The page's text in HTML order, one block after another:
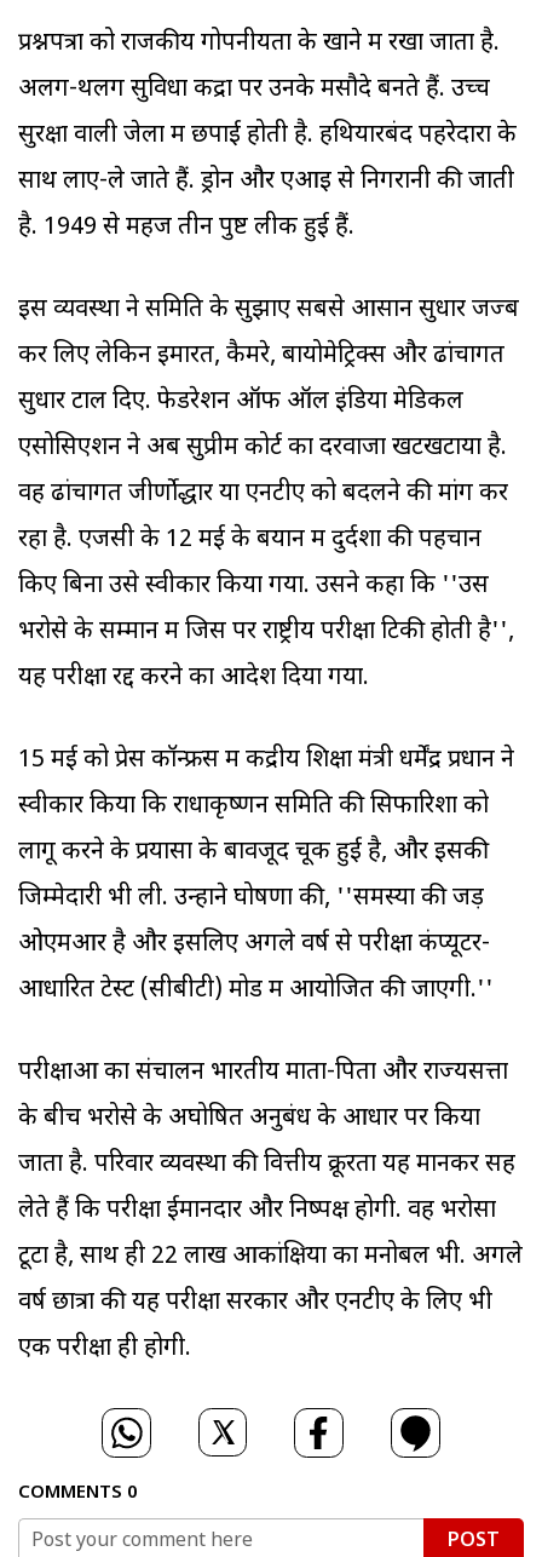
प्रश्नपत्रों को राजकीय गोपनीयता के खाने में रखा जाता है.
अलग-थलग सुविधा केंद्रों पर उनके मसौदे बनते हैं. उच्च
सुरक्षा वाली जेलों में छपाई होती है. हथियारबंद पहरेदारों के
साथ लाए-ले जाते हैं. ड्रोन और एआइ से निगरानी की जाती
है. 1949 से महज तीन पुष्ट लीक हुई हैं.
इस व्यवस्था ने समिति के सुझाए सबसे आसान सुधार जज्ब
कर लिए लेकिन इमारतें, कैमरे, बायोमेट्रिक्स और ढांचागत
सुधार टाल दिए. फेडरेशन ऑफ ऑल इंडिया मेडिकल
एसोसिएशन ने अब सुप्रीम कोर्ट का दरवाजा खटखटाया है.
वह ढांचागत जीर्णोद्धार या एनटीए को बदलने की मांग कर
रहा है. एजेंसी के 12 मई के बयान में दुर्दशा की पहचान
किए बिना उसे स्वीकार किया गया. उसने कहा कि ''उस
भरोसे के सम्मान में जिस पर राष्ट्रीय परीक्षा टिकी होती है'',
यह परीक्षा रद्द करने का आदेश दिया गया.
15 मई को प्रेस कॉन्फ्रेंस में केंद्रीय शिक्षा मंत्री धर्मेंद्र प्रधान ने
स्वीकार किया कि राधाकृष्णन समिति की सिफारिशों को
लागू करने के प्रयासों के बावजूद चूक हुई है, और इसकी
जिम्मेदारी भी ली. उन्होंने घोषणा की, ''समस्या की जड़
ओएमआर है और इसलिए अगले वर्ष से परीक्षा कंप्यूटर-
आधारित टेस्ट (सीबीटी) मोड में आयोजित की जाएगी.''
परीक्षाओं का संचालन भारतीय माता-पिता और राज्यसत्ता
के बीच भरोसे के अघोषित अनुबंध के आधार पर किया
जाता है. परिवार व्यवस्था की वित्तीय क्रूरता यह मानकर सह
लेते हैं कि परीक्षा ईमानदार और निष्पक्ष होगी. वह भरोसा
टूटा है, साथ ही 22 लाख आकांक्षियों का मनोबल भी. अगले
वर्ष छात्रों की यह परीक्षा सरकार और एनटीए के लिए भी
एक परीक्षा ही होगी.
COMMENTS 0
POST